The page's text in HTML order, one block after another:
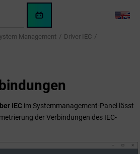
WinCC
OA
KI-
LANG
Management
Driver IEC
IEC im Systemmanagement-Panel lässt
der Verbindungen des IEC-